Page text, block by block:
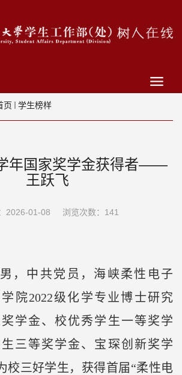
页 学生榜样
年国家奖学金获得者——
王跃飞
2026-01-08 浏览次数： 141
，中共党员，海峡柔性电子
学院2022级化学专业博士研究
学金、校优秀学生一等奖学
三等奖学金、宝琛创新奖学
校三好学生，获得首届“柔性电